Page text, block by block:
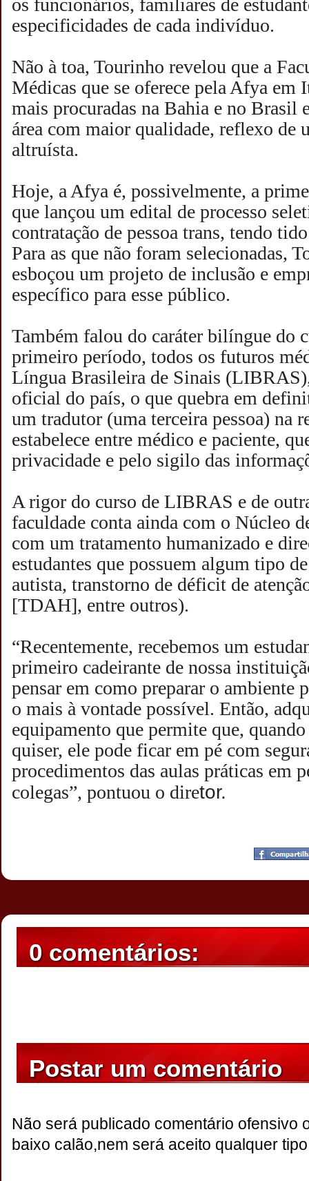
os funcionários, familiares de
especificidades de cada indivíduo.
Não à toa, Tourinho revelou que a
Médicas que se oferece pela Afya em
mais procuradas na Bahia e no Brasil
área com maior qualidade, reflexo de
altruísta.
Hoje, a Afya é, possivelmente, a
que lançou um edital de processo
contratação de pessoa trans, tendo
Para as que não foram selecionadas,
esboçou um projeto de inclusão e
específico para esse público.
Também falou do caráter bilíngue do
primeiro período, todos os futuros
Língua Brasileira de Sinais
oficial do país, o que quebra em
um tradutor (uma terceira pessoa) na
estabelece entre médico e paciente,
privacidade e pelo sigilo das
A rigor do curso de LIBRAS e de
faculdade conta ainda com o Núcleo
com um tratamento humanizado e
estudantes que possuem algum tipo
autista, transtorno de déficit de
[TDAH], entre outros).
“Recentemente, recebemos um
primeiro cadeirante de nossa
pensar em como preparar o ambiente
o mais à vontade possível. Então,
equipamento que permite que, quando
quiser, ele pode ficar em pé com
procedimentos das aulas práticas em
colegas”, pontuou o diretor.
19:41
0 comentários:
Postar um comentário
Não será publicado comentário ofensivo
baixo calão,nem será aceito qualquer